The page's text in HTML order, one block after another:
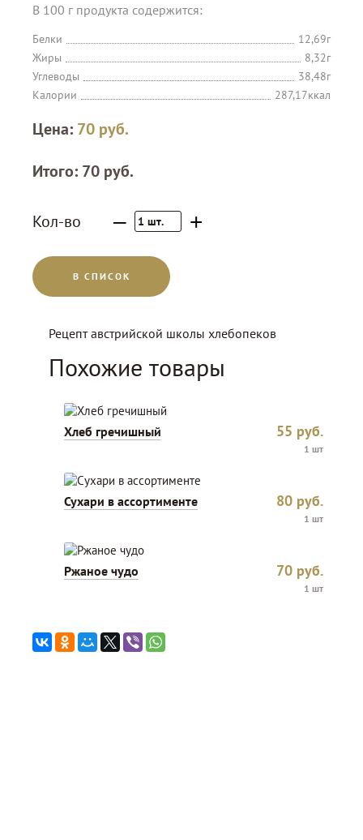
В 100 г продукта содержится:
Белки
12,69г
Жиры
8,32г
Углеводы
38,48г
Калории
287,17ккал
Цена: 70 руб.
Итого: 70 руб.
Кол-во – 1 шт. +
В СПИСОК
Рецепт австрийской школы хлебопеков
Похожие товары
Хлеб гречишный 55 руб.
1 шт
Сухари в ассортименте 80 руб.
1 шт
Ржаное чудо 70 руб.
1 шт